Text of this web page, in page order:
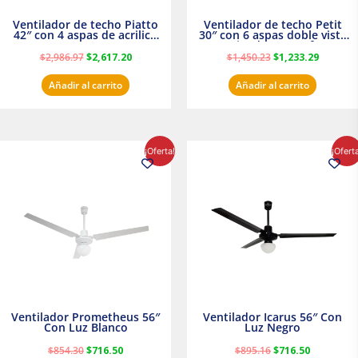
Ventilador de techo Piatto
42″ con 4 aspas de acrilico
transparente
$2,986.97 $2,617.20
Añadir al carrito
Ventilador de techo Petit
30″ con 6 aspas doble vista
Satinado Masterfan
$1,450.23 $1,233.29
Añadir al carrito
¡Oferta!
Ventilador Prometheus 56″
Con Luz Blanco
$854.30$716.50
precio
actual
Ventilador Icarus 56″ Con
Luz Negro
$895.16$716.50
precio
actual